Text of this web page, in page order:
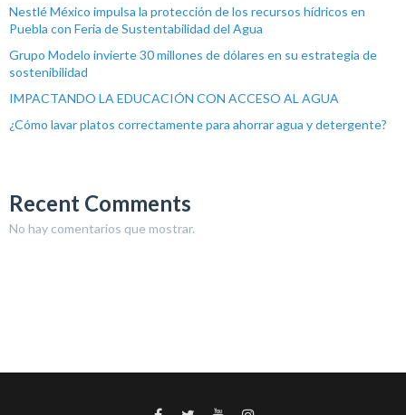
Nestlé México impulsa la protección de los recursos hídricos en
Puebla con Feria de Sustentabilidad del Agua
Grupo Modelo invierte 30 millones de dólares en su estrategia de
sostenibilidad
IMPACTANDO LA EDUCACIÓN CON ACCESO AL AGUA
¿Cómo lavar platos correctamente para ahorrar agua y detergente?
Recent Comments
No hay comentarios que mostrar.